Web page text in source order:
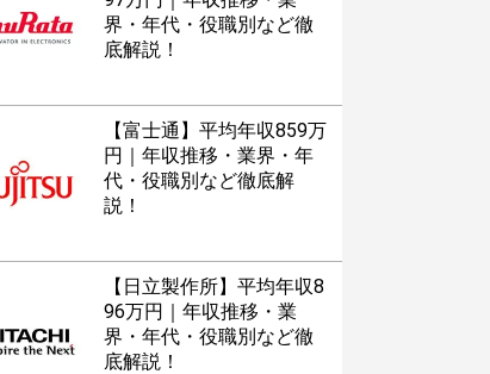
界・年代・役職別など徹
底解説！
【富士通】平均年収859万
円｜年収推移・業界・年
代・役職別など徹底解
説！
【日立製作所】平均年収8
96万円｜年収推移・業
界・年代・役職別など徹
底解説！